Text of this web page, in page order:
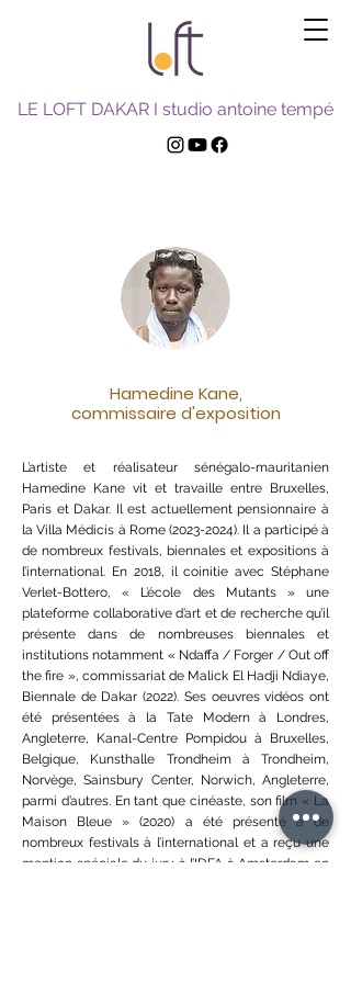
LE LOFT DAKAR I studio antoine tempé
Hamedine Kane,
commissaire d'exposition
L’artiste et réalisateur sénégalo-mauritanien
Hamedine Kane vit et travaille entre Bruxelles,
Paris et Dakar. Il est actuellement pensionnaire à
la Villa Médicis à Rome(2023-2024). Il a participé à
de nombreux festivals, biennales et expositions à
l’international. En 2018, il coinitie avec Stéphane
Verlet-Bottero, « L’école des Mutants » une
plateforme collaborative d’art et de recherche qu’il
présente dans de nombreuses biennales et
institutions notamment « Ndaffa / Forger / Out off
the fire », commissariat de Malick El Hadji Ndiaye,
Biennale de Dakar (2022). Ses oeuvres vidéos ont
été présentées à la Tate Modern à Londres,
Angleterre, Kanal-Centre Pompidou à Bruxelles,
Belgique, Kunsthalle Trondheim à Trondheim,
Norvège, Sainsbury Center, Norwich, Angleterre,
parmi d’autres. En tant que cinéaste, son film « La
Maison Bleue » (2020) a été présenté à de
nombreux festivals à l’international et a reçu une
mention spéciale du jury à l’IDFA à Amsterdam en